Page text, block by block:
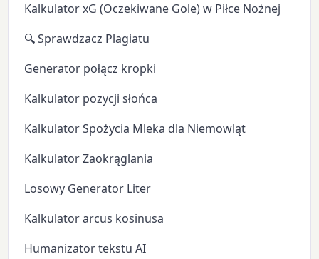
Kalkulator xG (Oczekiwane Gole) w Piłce Nożnej
🔍 Sprawdzacz Plagiatu
Generator połącz kropki
Kalkulator pozycji słońca
Kalkulator Spożycia Mleka dla Niemowląt
Kalkulator Zaokrąglania
Losowy Generator Liter
Kalkulator arcus kosinusa
Humanizator tekstu AI